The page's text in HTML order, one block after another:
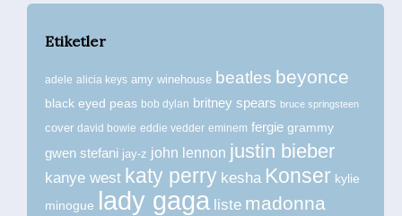
Etiketler
adele alicia keys amy winehouse beatles beyonce
black eyed peas bob dylan britney spears bruce springsteen
cover david bowie eddie vedder eminem fergie grammy
gwen stefani jay-z john lennon justin bieber
kanye west katy perry kesha Konser kylie
minogue lady gaga liste madonna